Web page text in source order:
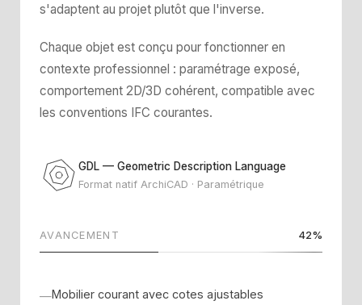
s'adaptent au projet plutôt que l'inverse.
Chaque objet est conçu pour fonctionner en
contexte professionnel : paramétrage exposé,
comportement 2D/3D cohérent, compatible avec
les conventions IFC courantes.
GDL — Geometric Description Language
Format natif ArchiCAD · Paramétrique
AVANCEMENT 42%
Mobilier courant avec cotes ajustables